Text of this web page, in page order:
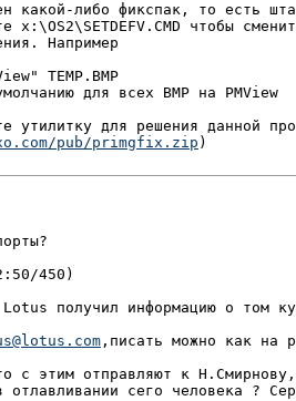
какой-либо фикспак, то есть
x:\OS2\SETDEFV.CMD чтобы
Hапример
TEMP.BMP
для всех BMP на PMView
утилитку для решения данной
pub/primgfix.zip )
450)
получил информацию о том
,писать можно как на
с этим отправляют к
отлавливании сего человека ?